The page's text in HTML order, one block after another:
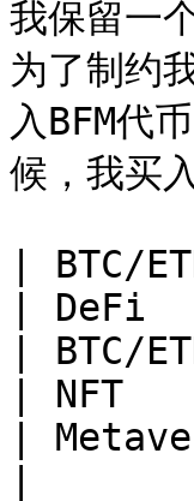
我保留一
为了制约
入BFM代
候，我买
| BTC/
| DeFi
| BTC/
| NFT
|